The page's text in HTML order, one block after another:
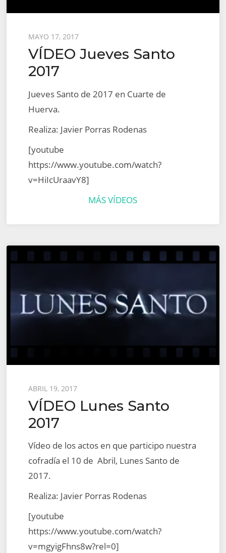
Posted
on
MAYO 17, 2017
VÍDEO Jueves Santo
2017
Jueves Santo de 2017 en Cuarte de
Huerva.
Realiza: Javier Porras Rodenas
[youtube
https://www.youtube.com/watch?
v=HiIcUraavY8]
MÁS VÍDEOS
Posted
on
ABRIL 19, 2017
VÍDEO Lunes Santo
2017
Vídeo de los actos en que participo nuestra
cofradía el 10 de Abril, Lunes Santo de
2017.
Realiza: Javier Porras Rodenas
[youtube
https://www.youtube.com/watch?
v=mgyigFhns8w?rel=0]